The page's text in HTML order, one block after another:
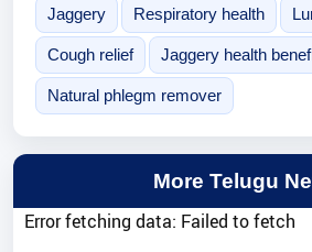
Jaggery Respiratory health
Cough relief Jaggery health
Natural phlegm remover
More Telugu
Error fetching data: Failed to fetch